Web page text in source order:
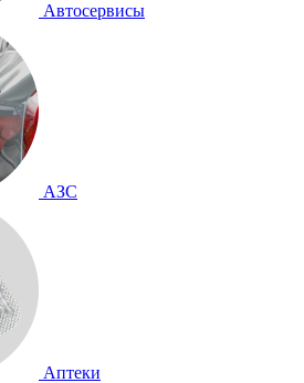
Автосервисы
АЗС
Аптеки